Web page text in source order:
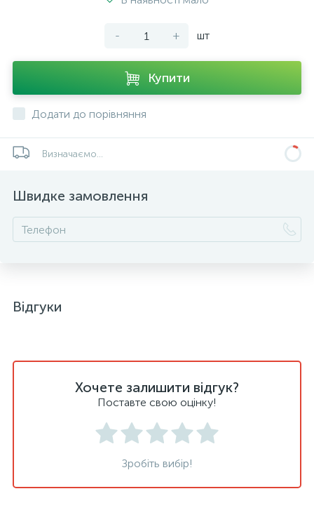
- + шт
Купити
Додати до порівняння
Визначаємо...
Швидке замовлення
Відгуки
Хочете залишити відгук?
Поставте свою оцінку!
Зробіть вибір!